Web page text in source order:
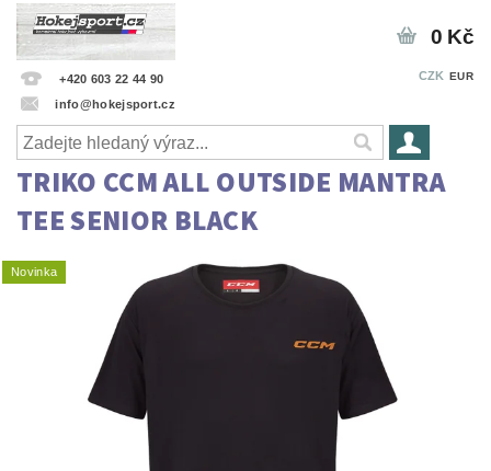
+420 603 22 44 90
info@hokejsport.cz
CZK EUR
0 Kč
TRIKO CCM ALL OUTSIDE MANTRA
TEE SENIOR BLACK
Novinka